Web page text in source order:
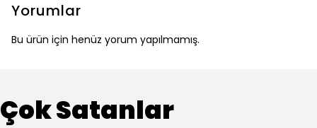
Yorumlar
Bu ürün için henüz yorum yapılmamış.
Çok Satanlar